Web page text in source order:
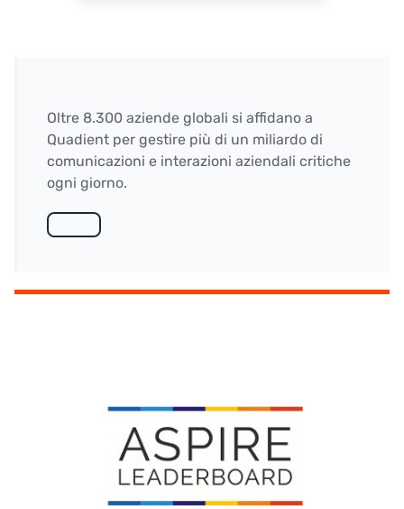
Oltre 8.300 aziende globali si affidano a
Quadient per gestire più di un miliardo di
comunicazioni e interazioni aziendali critiche
ogni giorno.